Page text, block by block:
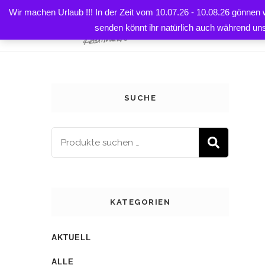
Wir machen Urlaub !!! In der Zeit vom 10.07.26 - 10.08.26
senden könnt ihr natürlich auch während
HOME
Startseite Shop Prints, Postkarten & Co Karten
SUCHE
KATEGORIEN
AKTUELL
ALLE